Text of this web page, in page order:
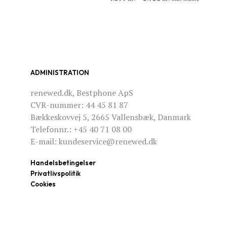
varesiden
ADMINISTRATION
renewed.dk, Bestphone ApS
CVR-nummer: 44 45 81 87
Bækkeskovvej 5, 2665 Vallensbæk, Danmark
Telefonnr.: +45 40 71 08 00
E-mail: kundeservice@renewed.dk
Handelsbetingelser
Privatlivspolitik
Cookies